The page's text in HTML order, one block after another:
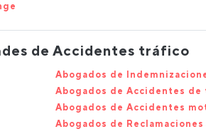
de Accidentes tráfico
Abogados de
Abogados de Accidentes
Abogados de Accidentes
Abogados de